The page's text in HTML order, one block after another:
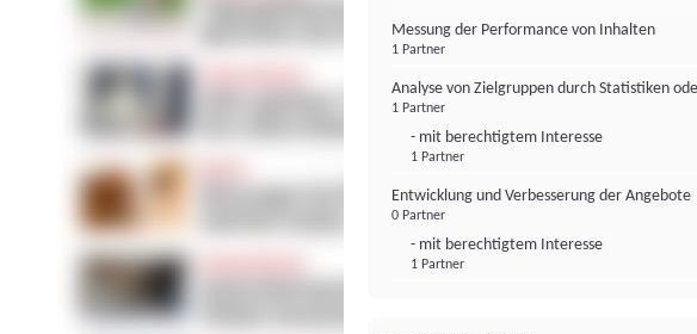
Messung der Performance von Inhalten
1 Partner
Analyse von Zielgruppen durch Statistiken
1 Partner
- mit berechtigtem Interesse
1 Partner
Entwicklung und Verbesserung der Angebote
0 Partner
- mit berechtigtem Interesse
1 Partner